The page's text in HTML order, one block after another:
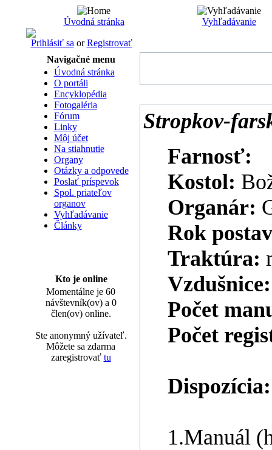
Úvodná stránka Vyhľadávanie
Prihlásiť sa orRegistrovať
Navigačné menu
Úvodná stránka
O portáli
Encyklopédia
Fotogaléria
Fórum
Linky
Môj účet
Na stiahnutie
Organy
Otázky a odpovede
Poslať príspevok
Spol. priateľov
organov
Vyhľadávanie
Články
Kto je online
Momentálne je 60
návštevník(ov) a 0
člen(ov) online.
Ste anonymný užívateľ.
Môžete sa zdarma
zaregistrovať tu
Stropkov-
Farnosť:
Kostol:
Organár:
Rok
Traktúra:
Počet
Počet
Dispozícia:
1.Manuál